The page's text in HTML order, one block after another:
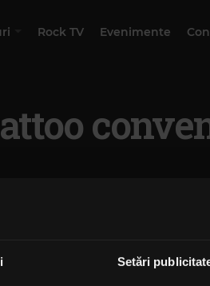
Setări
Rock TV Evenimente